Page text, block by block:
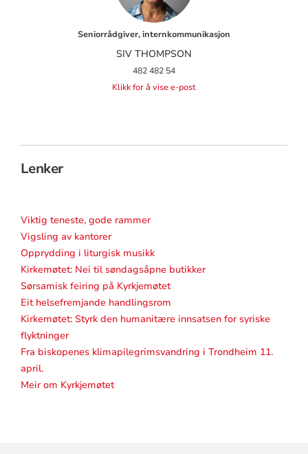
Seniorrådgiver, internkommunikasjon
SIV THOMPSON
482 482 54
Klikk for å vise e-post
Lenker
Viktig teneste, gode rammer
Vigsling av kantorer
Opprydding i liturgisk musikk
Kirkemøtet: Nei til søndagsåpne butikker
Sørsamisk feiring på Kyrkjemøtet
Eit helsefremjande handlingsrom
Kirkemøtet: Styrk den humanitære innsatsen for syriske
flyktninger
Fra biskopenes klimapilegrimsvandring i Trondheim 11.
april.
Meir om Kyrkjemøtet